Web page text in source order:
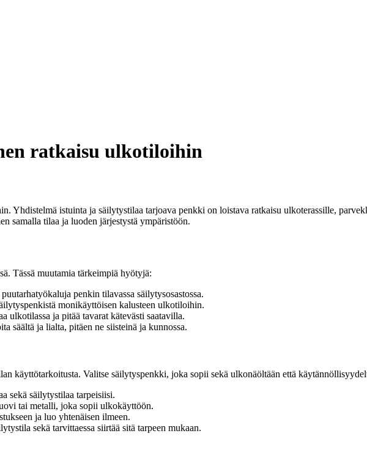
ratkaisu ulkotiloihin
istuinta ja säilytystilaa tarjoava penkki on loistava ratkaisu ulkoterassille,
samalla tilaa ja luoden järjestystä ympäristöön.
Tässä muutamia tärkeimpiä hyötyjä:
penkin tilavassa säilytysosastossa.
monikäyttöisen kalusteen ulkotiloihin.
ulkotilassa ja pitää tavarat kätevästi saatavilla.
säältä ja lialta, pitäen ne siisteinä ja kunnossa.
käyttötarkoitusta. Valitse säilytyspenkki, joka sopii sekä ulkonäöltään että
sekä säilytystilaa tarpeisiisi.
tai metalli, joka sopii ulkokäyttöön.
ja luo yhtenäisen ilmeen.
sekä tarvittaessa siirtää sitä tarpeen mukaan.